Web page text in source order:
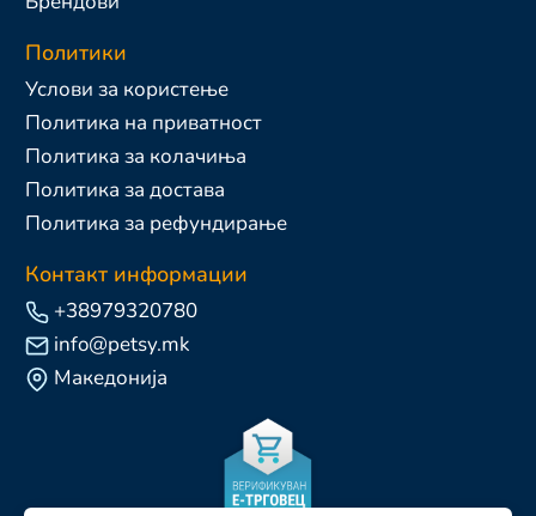
Политики
Услови за користење
Политика на приватност
Политика за колачиња
Политика за достава
Политика за рефундирање
Контакт информации
+38979320780
info@petsy.mk
Македонија